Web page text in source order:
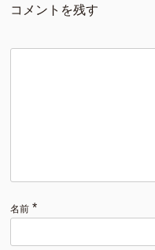
コメントを残す
名前 *